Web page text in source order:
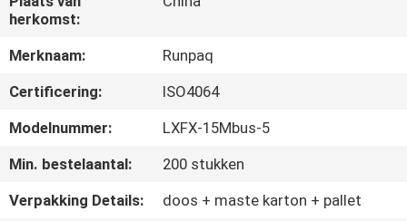
FABRIEKSREIS
KWALITEITSCONTROLE
CONTACTEER
ONS
herkomst:
Merknaam:
Runpaq
Certificering:
ISO4064
Modelnummer:
LXFX-15Mbus-5
Min. bestelaantal:
200 stukken
Verpakking Details:
doos + maste karton + pallet